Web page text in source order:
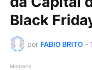
Black
por FABIO BRITO -
Monteiro